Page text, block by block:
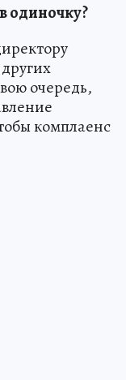
одиночку?
очередь,
комплаенс